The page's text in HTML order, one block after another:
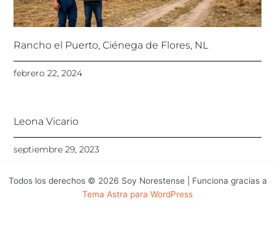
Rancho el Puerto, Ciénega de Flores, NL
febrero 22, 2024
Leona Vicario
septiembre 29, 2023
Todos los derechos © 2026 Soy Norestense | Funciona gracias a
Tema Astra para WordPress